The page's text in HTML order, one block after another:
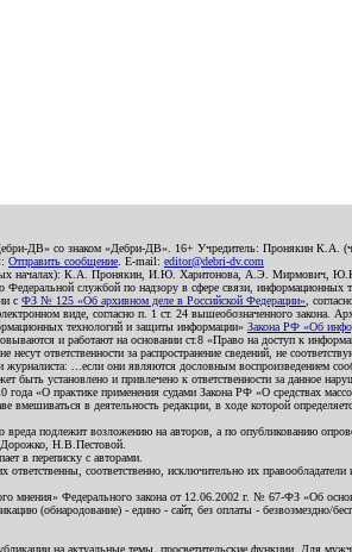
ДВ» со знаком «Дебри-ДВ». 16+ Учредитель: Пронякин
Отправить сообщение . E-mail: editor@debri-dv.com
началах): К.А. Пронякин, И.Ю. Харитонова, А.Э.
Федеральной службой по надзору в сфере связи, информационных
с ФЗ № 125 «Об архивном деле в Российской Федерации» ,
виде, согласно п. 1 ст. 24 вышеобозначенного закона.
технологий и защиты информации» Закона РФ «Об
и работают на основании ст.8 «Право на доступ к
ответственности за распространение сведений, не
...если они являются дословным воспроизведением
установлено и привлечено к ответственности за данное
«О практике применения судами Закона РФ «О средствах
в деятельность редакции, в ходе которой
подлежит возложению на авторов, а по опубликованию
Н.В.Пестовой.
в переписку с авторами.
ответственны, соответственно, исключительно их
мнения» Федерального закона от 12.06.2002 г. № 67-ФЗ «Об
(обнародование) - едино - сайт, без оплаты - безвозмездно/
на актуальные темы, просветительские функции. Для